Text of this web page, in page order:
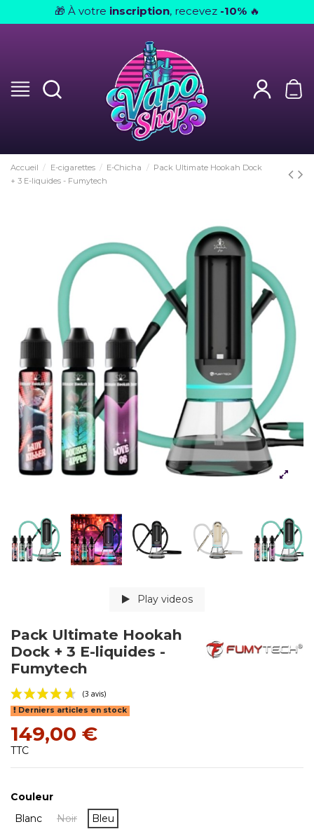
🎁 À votre inscription, recevez -10% 🔥
Accueil E-cigarettes E-Chicha
Pack Ultimate Hookah Dock
+ 3 E-liquides - Fumytech
Play videos
Pack Ultimate Hookah
Dock + 3 E-liquides -
Fumytech
(3 avis)
Derniers articles en stock
149,00 €
TTC
Couleur
Blanc
Noir Bleu